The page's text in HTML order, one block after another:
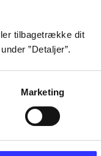
tilbagetrække dit
”Detaljer”.
Marketing